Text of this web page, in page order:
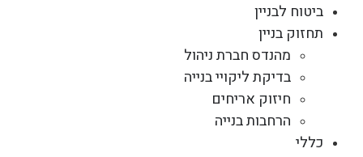
ביטוח לבניין
תחזוק בניין
מהנדס חברת ניהול
בדיקת ליקויי בנייה
חיזוק אריחים
הרחבות בנייה
כללי